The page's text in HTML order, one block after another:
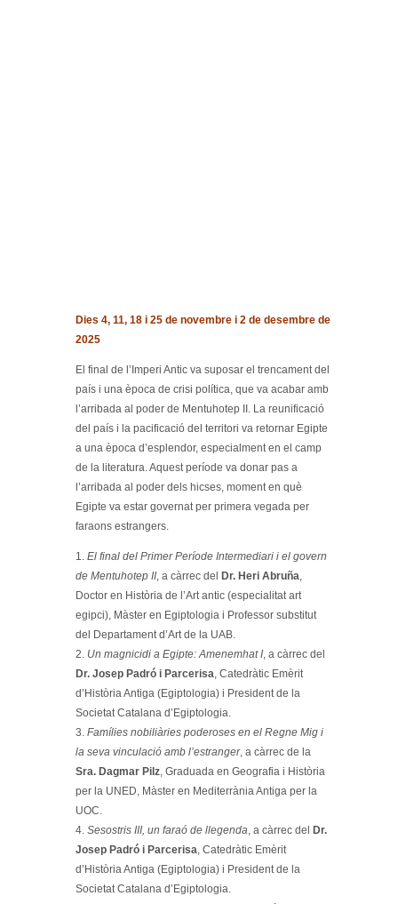
Dies 4, 11, 18 i 25 de novembre i 2 de desembre de
2025
El final de l’Imperi Antic va suposar el trencament del
país i una època de crisi política, que va acabar amb
l’arribada al poder de Mentuhotep II. La reunificació
del país i la pacificació del territori va retornar Egipte
a una època d’esplendor, especialment en el camp
de la literatura. Aquest període va donar pas a
l’arribada al poder dels hicses, moment en què
Egipte va estar governat per primera vegada per
faraons estrangers.
1. El final del Primer Període Intermediari i el govern
de Mentuhotep II , a càrrec del Dr. Heri Abruña
Doctor en Història de l’Art antic (especialitat art
egipci), Màster en Egiptologia i Professor substitut
del Departament d’Art de la UAB.
2. Un magnicidi a Egipte: Amenemhat I , a càrrec del
Dr. Josep Padró i Parcerisa , Catedràtic Emèrit
d’Història Antiga (Egiptologia) i President de la
Societat Catalana d’Egiptologia.
3. Famílies nobiliàries poderoses en el Regne Mig i
la seva vinculació amb l’estranger, a càrrec de la
Sra. Dagmar Pilz , Graduada en Geografia i Història
per la UNED, Màster en Mediterrània Antiga per la
UOC.
4. Sesostris III, un faraó de llegenda , a càrrec del Dr.
Josep Padró i Parcerisa , Catedràtic Emèrit
d’Història Antiga (Egiptologia) i President de la
Societat Catalana d’Egiptologia.